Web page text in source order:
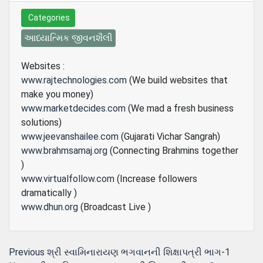
Categories
આધ્યાત્મિક જીવનશૈલી
Websites :
www.rajtechnologies.com (We build websites that
make you money)
www.marketdecides.com (We mad a fresh business
solutions)
www.jeevanshailee.com (Gujarati Vichar Sangrah)
www.brahmsamaj.org (Connecting Brahmins together
)
www.virtualfollow.com (Increase followers
dramatically )
www.dhun.org (Broadcast Live )
Post
Previous Previous
શ્રી સ્વામિનારાયણ ભગવાનની શિક્ષાપત્રી ભાગ-1